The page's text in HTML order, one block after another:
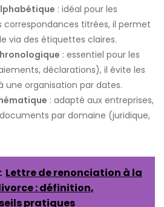
: idéal pour les
correspondances titrées, il permet
via des étiquettes claires.
: essentiel pour les
déclarations), il évite les
une organisation par dates.
: adapté aux entreprises,
par domaine (juridique,
Lettre de renonciation à la
: définition,
pratiques